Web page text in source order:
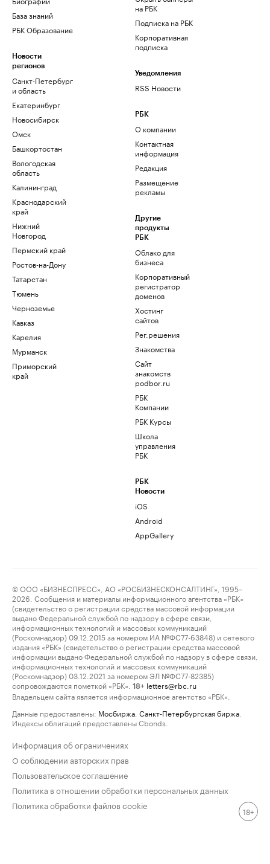
База знаний
РБК Образование
Новости
регионов
Санкт-Петербург
и область
Екатеринбург
Новосибирск
Омск
Башкортостан
Вологодская
область
Калининград
Краснодарский
край
Нижний
Новгород
Пермский край
Ростов-на-Дону
Татарстан
Тюмень
Черноземье
Кавказ
Карелия
Мурманск
Приморский
край
на РБК
Подписка на РБК
Корпоративная
подписка
Уведомления
RSS Новости
РБК
О компании
Контактная
информация
Редакция
Размещение
рекламы
Другие
продукты
РБК
Облако для
бизнеса
Корпоративный
регистратор
доменов
Хостинг
сайтов
Рег.решения
Знакомства
Сайт
знакомств
podbor.ru
РБК
Компании
РБК Курсы
Школа
управления
РБК
РБК
Новости
iOS
Android
AppGallery
© ООО «БИЗНЕСПРЕСС», АО «РОСБИЗНЕСКОНСАЛТИНГ», 1995–
2026. Сообщения и материалы информационного агентства «РБК»
(свидетельство о регистрации средства массовой информации
выдано Федеральной службой по надзору в сфере связи,
информационных технологий и массовых коммуникаций
(Роскомнадзор) 09.12.2015 за номером ИА №ФС77-63848) и сетевого
издания «РБК» (свидетельство о регистрации средства массовой
информации выдано Федеральной службой по надзору в сфере связи,
информационных технологий и массовых коммуникаций
(Роскомнадзор) 03.12.2021 за номером ЭЛ №ФС77-82385)
сопровождаются пометкой «РБК».
18+ letters@rbc.ru
Владельцем сайта является информационное агентство «РБК».
Данные предоставлены: Мосбиржа Санкт-Петербургская биржа
Индексы облигаций предоставлены Cbonds.
Информация об ограничениях
О соблюдении авторских прав
Пользовательское соглашение
Политика в отношении обработки персональных данных
Политика обработки файлов cookie
18+